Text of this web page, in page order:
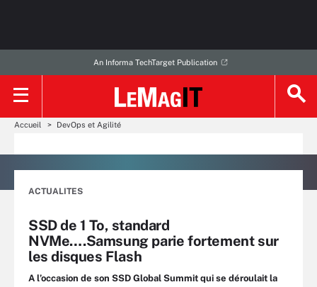
An Informa TechTarget Publication
Accueil DevOps et Agilité
ACTUALITES
SSD de 1 To, standard
NVMe….Samsung parie fortement sur
les disques Flash
A l’occasion de son SSD Global Summit qui se déroulait la